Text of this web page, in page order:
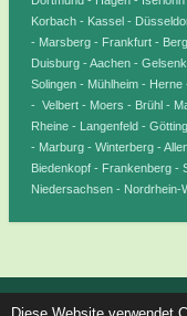
Korbach - Kassel -
- Marsberg - Frankfurt -
Duisburg - Aachen -
Solingen - Mühlheim -
- Velbert - Moers - Brühl -
Rheine - Langenfeld -
- Marburg - Winterberg -
Biedenkopf - Frankenberg -
Niedersachsen - Nordrhein-
© 2020 Schriftdolmetscher